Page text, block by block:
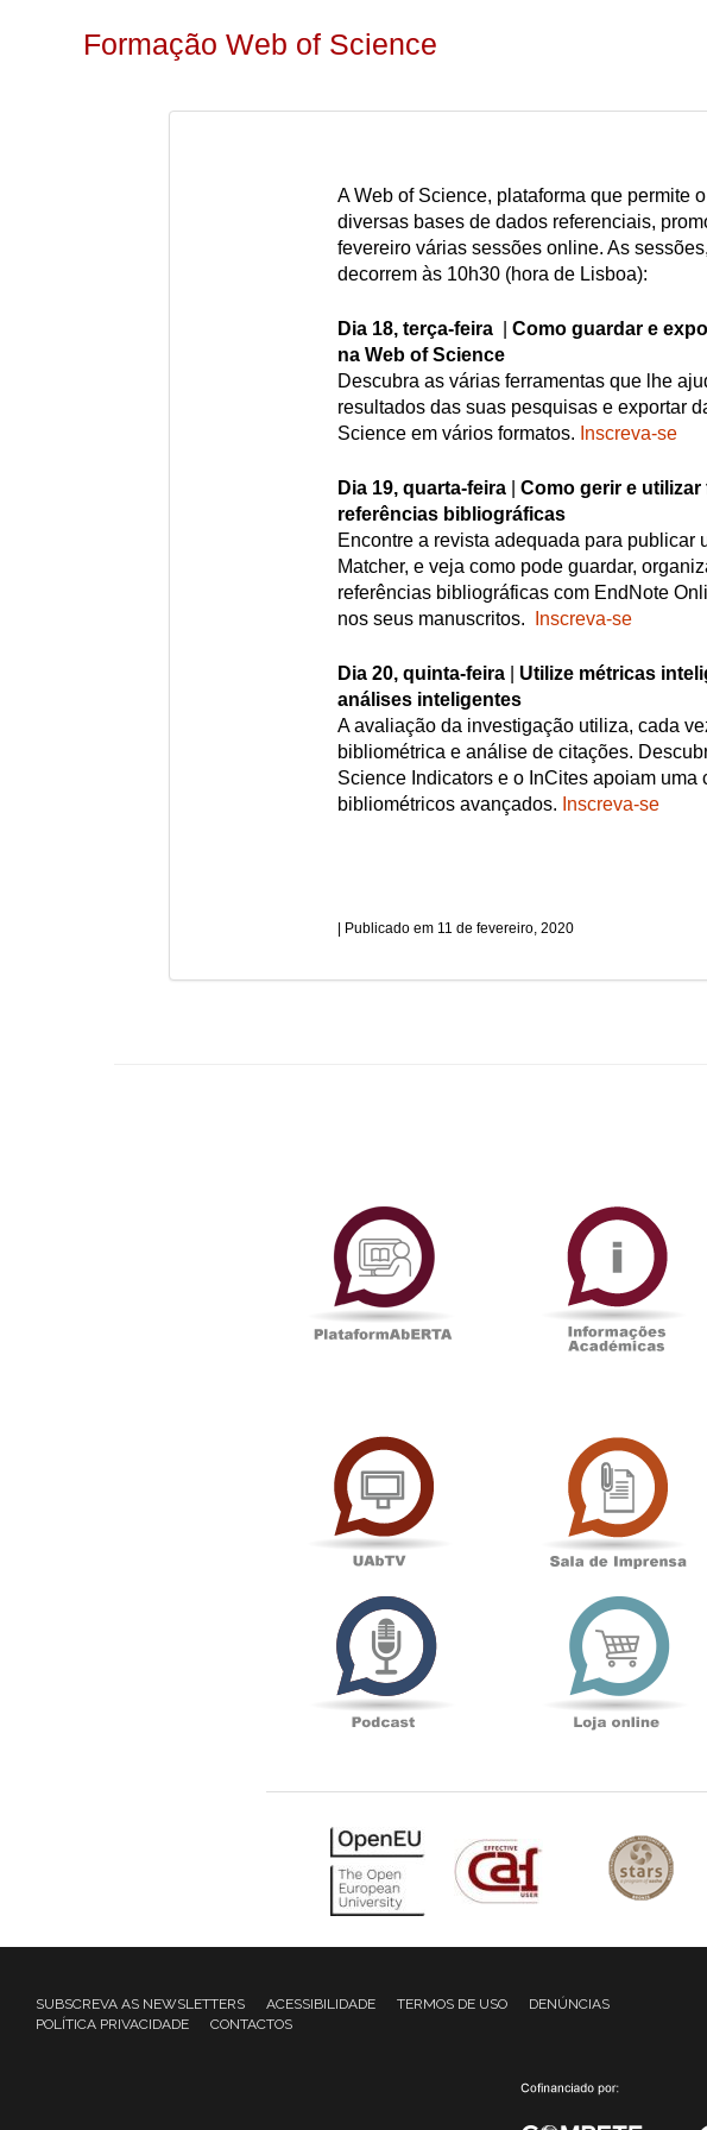
Formação Web of Science
A Web of Science, plataforma que permite
diversas bases de dados referenciais,
fevereiro várias sessões online. As
decorrem às 10h30 (hora de Lisboa):
Dia 18, terça-feira| Como guardar e
na Web of Science
Descubra as várias ferramentas que lhe
resultados das suas pesquisas e exportar
Science em vários formatos. Inscreva-se
Dia 19, quarta-feira| Como gerir e
referências bibliográficas
Encontre a revista adequada para publicar
Matcher, e veja como pode guardar,
referências bibliográficas com EndNote
nos seus manuscritos.
Inscreva-se
Dia 20, quinta-feira| Utilize métricas
análises inteligentes
A avaliação da investigação utiliza, cada
bibliométrica e análise de citações.
Science Indicators e o InCites apoiam uma
bibliométricos avançados. Inscreva-se
11 de fevereiro, 2020
PlataformAberta
SUBSCREVA AS NEWSLETTERS ACESSIBILIDADE TERMOS DE USO
DENÚNCIAS
POLÍTICA PRIVACIDADE
CONTACTOS